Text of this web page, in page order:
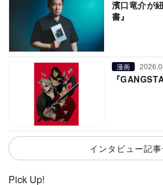
濱口竜介が
書』
漫画
『
インタビュー記
Pick Up!